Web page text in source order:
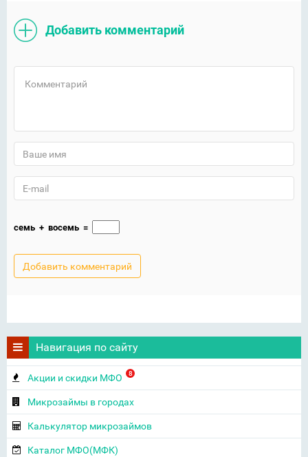
Добавить комментарий
семь + восемь =
Навигация по сайту
Акции и скидки МФО 8
Микрозаймы в городах
Калькулятор микрозаймов
Каталог МФО(МФК)